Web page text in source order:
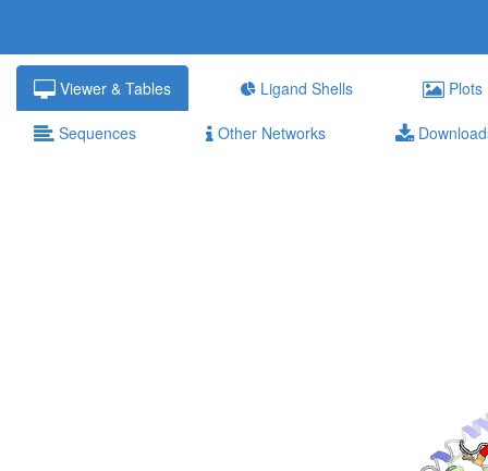
Viewer & Tables Ligand Shells Plots
Sequences Other Networks